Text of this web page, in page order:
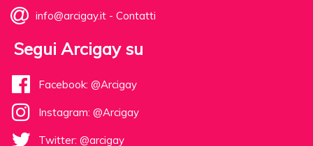
info@arcigay.it - Contatti
Segui Arcigay su
Facebook: @Arcigay
Instagram: @Arcigay
Twitter: @arcigay